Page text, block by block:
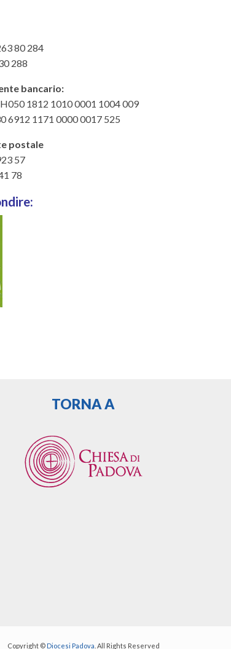
80 284
288
bancario:
1812 1010 0001 1004 009
6912 1171 0000 0017 525
postale
57
78
TORNA A
Copyright © Diocesi Padova . All Rights Reserved